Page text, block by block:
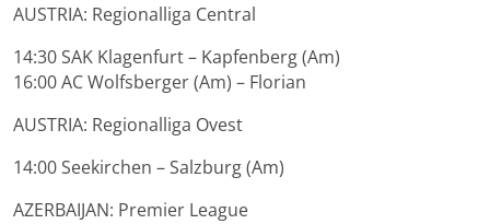
AUSTRIA: Regionalliga Central
14:30 SAK Klagenfurt – Kapfenberg (Am)
16:00 AC Wolfsberger (Am) – Florian
AUSTRIA: Regionalliga Ovest
14:00 Seekirchen – Salzburg (Am)
AZERBAIJAN: Premier League